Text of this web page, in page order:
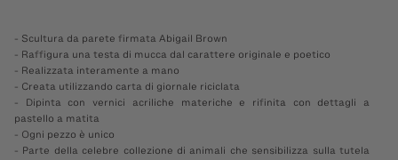
- Scultura da parete firmata Abigail Brown
- Raffigura una testa di mucca dal carattere originale e poetico
- Realizzata interamente a mano
- Creata utilizzando carta di giornale riciclata
- Dipinta con vernici acriliche materiche e rifinita con dettagli a
pastello a matita
- Ogni pezzo è unico
- Parte della celebre collezione di animali che sensibilizza sulla tutela